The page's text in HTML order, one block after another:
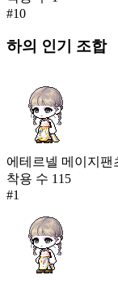
#10
하의 인기 조합
에테르넬 메이지팬
착용 수 115
#1